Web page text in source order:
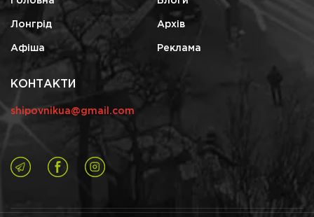
Лонгрід Архів
Афіша Реклама
КОНТАКТИ
shipovnikua@gmail.com